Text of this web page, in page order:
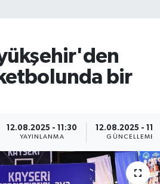
bir
12.08.2025 - 11:30
YAYINLANMA
12.08.2025 -
GÜNCELLEME